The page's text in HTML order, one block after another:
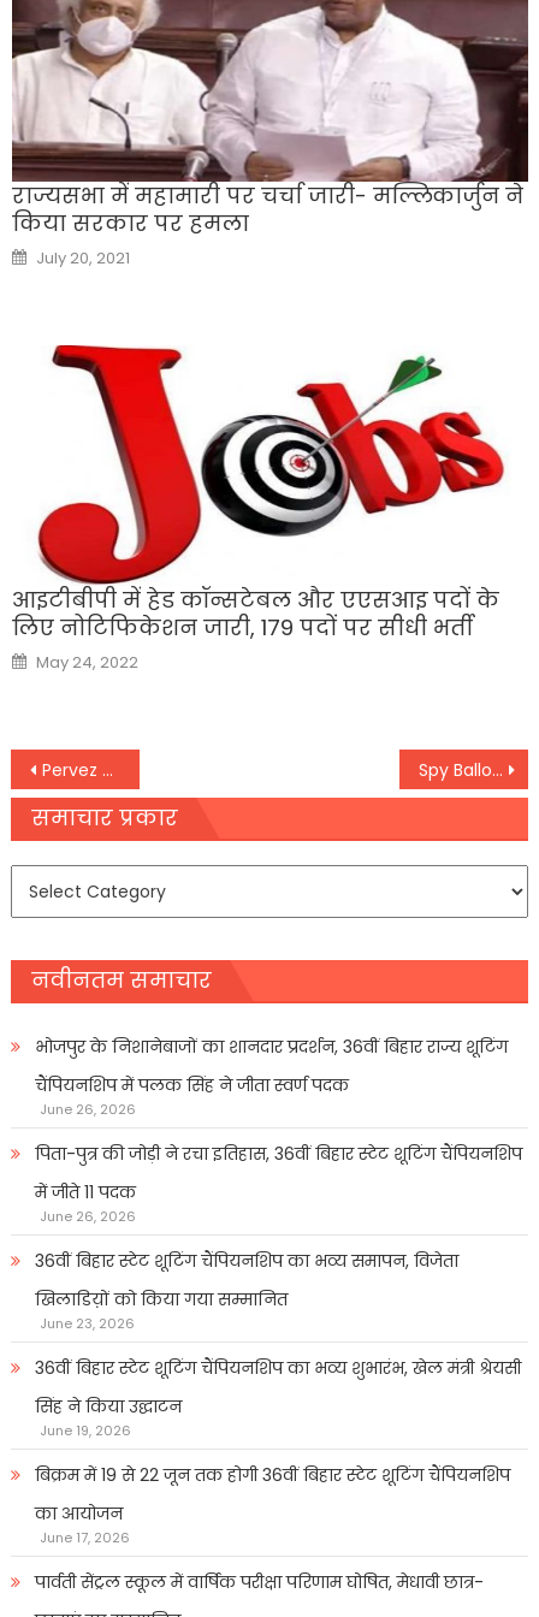
राज्यसभा में महामारी पर चर्चा जारी- मल्लिकार्जुन ने
किया सरकार पर हमला
Posted
on
July 20, 2021
आइटीबीपी में हेड कॉन्सटेबल और एएसआइ पदों के
लिए नोटिफिकेशन जारी, 179 पदों पर सीधी भर्ती
Posted
on
May 24, 2022
Post
navigation
Pervez Musharraf का पार्थिव शरीर लाया जाएगा पाकिस्तान, कराची में होगा सुपुर्द-ए-खाक Spy Balloon: चीन ने स्वीकारा, अमेरिकी सीमा में उड़ने वाला गुब्बारा उसी का था; गहरा सकता है विवाद
समाचार प्रकार
समाचार
नवीनतम समाचार
भोजपुर के निशानेबाजों का शानदार प्रदर्शन, 36वीं बिहार राज्य शूटिंग
चैंपियनशिप में पलक सिंह ने जीता स्वर्ण पदक
June 26, 2026
पिता-पुत्र की जोड़ी ने रचा इतिहास, 36वीं बिहार स्टेट शूटिंग चैंपियनशिप
में जीते 11 पदक
June 26, 2026
36वीं बिहार स्टेट शूटिंग चैंपियनशिप का भव्य समापन, विजेता
खिलाडिय़ों को किया गया सम्मानित
June 23, 2026
36वीं बिहार स्टेट शूटिंग चैंपियनशिप का भव्य शुभारंभ, खेल मंत्री श्रेयसी
सिंह ने किया उद्घाटन
June 19, 2026
बिक्रम में 19 से 22 जून तक होगी 36वीं बिहार स्टेट शूटिंग चैंपियनशिप
का आयोजन
June 17, 2026
पार्वती सेंट्रल स्कूल में वार्षिक परीक्षा परिणाम घोषित, मेधावी छात्र-